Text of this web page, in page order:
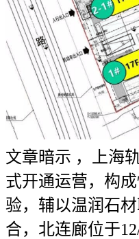
文章暗示 ，上海
式开通运营，构
验，辅以温润石
合，北连廊位于